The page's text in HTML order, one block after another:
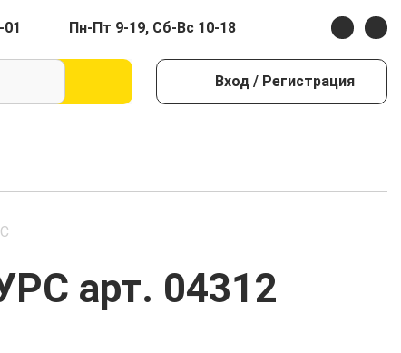
01 Пн-Пт 9-19, Сб-Вс 10-18
Вход / Регистрация
арт. 04312